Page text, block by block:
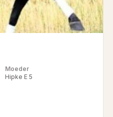
Moeder
Hipke E 5